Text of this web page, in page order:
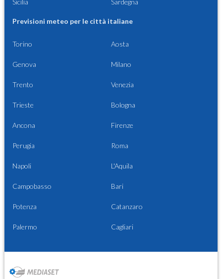
Sicilia Sardegna
Previsioni meteo per le città italiane
Torino Aosta
Genova Milano
Trento Venezia
Trieste Bologna
Ancona Firenze
Perugia Roma
Napoli L'Aquila
Campobasso Bari
Potenza Catanzaro
Palermo Cagliari